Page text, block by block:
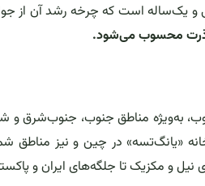
و یک‌ساله است که چرخه رشد آن از
و ذرت محسوب می‌شود.
به‌ویژه مناطق جنوب، جنوب‌شرق
«یانگ‌تسه» در چین و نیز مناطق
نیل و مکزیک تا جلگه‌های ایران و